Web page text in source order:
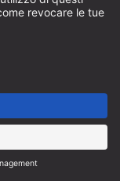
per
richiesto.
per indicare
Di solito si
un coltello per
la matita